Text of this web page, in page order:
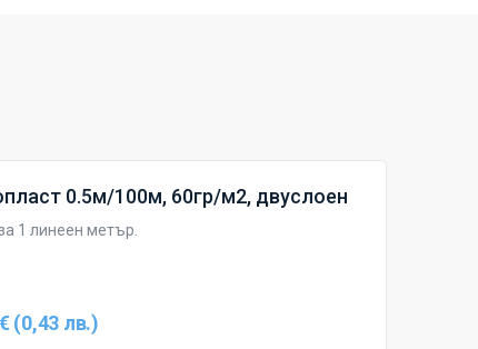
0.5м/100м, 60гр/м2, двуслоен
1 линеен метър.
(0,43 лв.)